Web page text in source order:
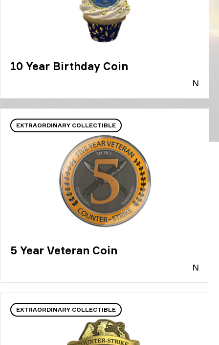
10 Year Birthday Coin
N
EXTRAORDINARY COLLECTIBLE
5 Year Veteran Coin
N
EXTRAORDINARY COLLECTIBLE